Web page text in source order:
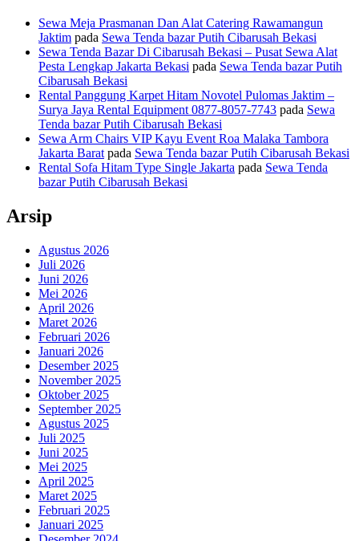
Sewa Meja Prasmanan Dan Alat Catering Rawamangun
Jaktim pada Sewa Tenda bazar Putih Cibarusah Bekasi
Sewa Tenda Bazar Di Cibarusah Bekasi – Pusat Sewa Alat
Pesta Lengkap Jakarta Bekasi pada Sewa Tenda bazar Putih
Cibarusah Bekasi
Rental Panggung Karpet Hitam Novotel Pulomas Jaktim –
Surya Jaya Rental Equipment 0877-8057-7743 pada Sewa
Tenda bazar Putih Cibarusah Bekasi
Sewa Arm Chairs VIP Kayu Event Roa Malaka Tambora
Jakarta Barat pada Sewa Tenda bazar Putih Cibarusah Bekasi
Rental Sofa Hitam Type Single Jakarta pada Sewa Tenda
bazar Putih Cibarusah Bekasi
Arsip
Agustus 2026
Juli 2026
Juni 2026
Mei 2026
April 2026
Maret 2026
Februari 2026
Januari 2026
Desember 2025
November 2025
Oktober 2025
September 2025
Agustus 2025
Juli 2025
Juni 2025
Mei 2025
April 2025
Maret 2025
Februari 2025
Januari 2025